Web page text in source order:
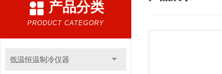
产品分类
PRODUCT CATEGORY
低温恒温制冷仪器